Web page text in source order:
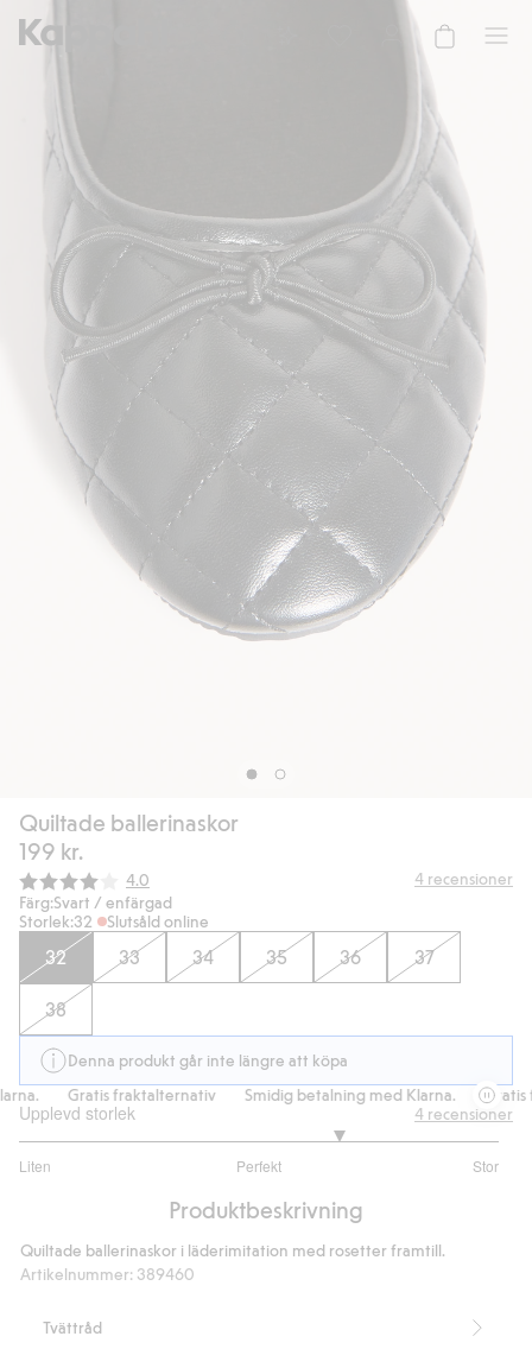
Quiltade ballerinaskor
199 kr.
Snittbetyg:
4.0 4 recensioner
Färg:Svart / enfärgad
Storlek:32 Slutsåld online
32 33 34 35 36 37
38
Denna produkt går inte längre att köpa
Gratis fraktalternativ Smidig betalning med Klarna. Gratis
Upplevd storlek
Liten Perfekt Stor
utav
3
betyg
4 recensioner
Produktbeskrivning
Quiltade ballerinaskor i läderimitation med rosetter framtill.
Artikelnummer: 389460
Tvättråd